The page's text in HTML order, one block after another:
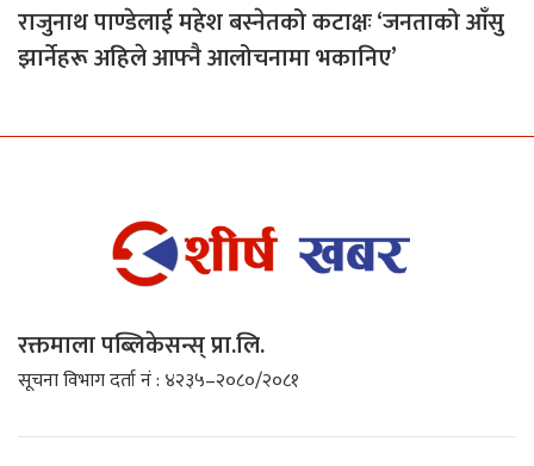
राजुनाथ पाण्डेलाई महेश बस्नेतको कटाक्षः ‘जनताको आँसु
झार्नेहरू अहिले आफ्नै आलोचनामा भकानिए’
रक्तमाला पब्लिकेसन्स् प्रा.लि.
सूचना विभाग दर्ता नं : ४२३५–२०८०/२०८१